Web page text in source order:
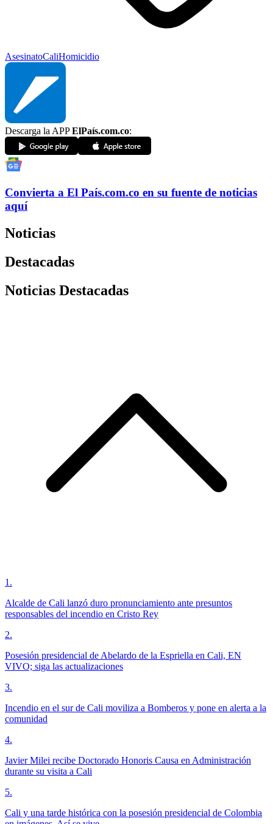
AsesinatoCaliHomicidio
Descarga la APPElPaís.com.co:
Convierta a El País.com.co en su fuente de noticias
aquí
Noticias
Destacadas
Noticias Destacadas
1 .
Alcalde de Cali lanzó duro pronunciamiento ante presuntos
responsables del incendio en Cristo Rey
2.
Posesión presidencial de Abelardo de la Espriella en Cali, EN
VIVO; siga las actualizaciones
3.
Incendio en el sur de Cali moviliza a Bomberos y pone en alerta a la
comunidad
4.
Javier Milei recibe Doctorado Honoris Causa en Administración
durante su visita a Cali
5.
Cali y una tarde histórica con la posesión presidencial de Colombia